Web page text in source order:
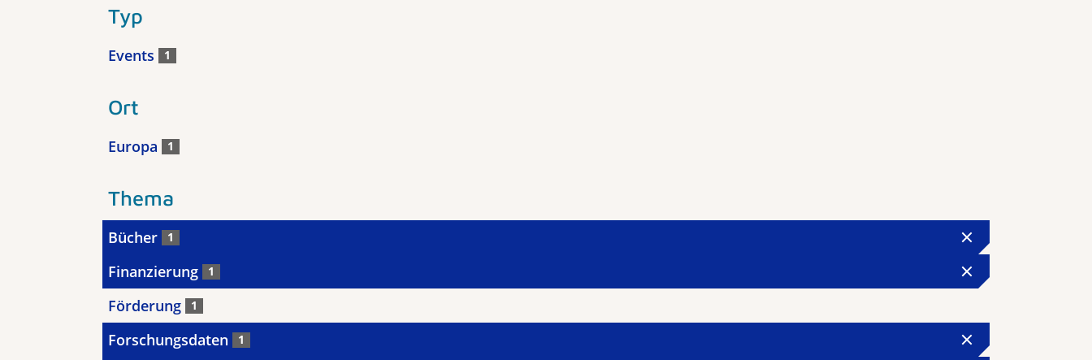
Typ
Events 1
Ort
Europa 1
Thema
Bücher 1
Finanzierung 1
Förderung 1
Forschungsdaten 1